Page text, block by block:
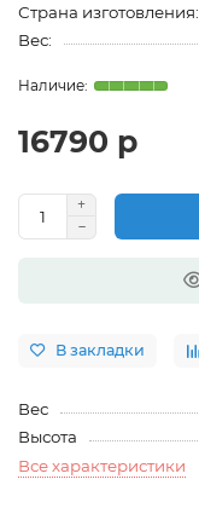
Страна изготовления:
Вес:
16790 р
В закладки
Вес
Высота
Все характеристики